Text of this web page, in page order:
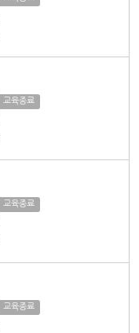
교육종료
교육종료
교육종료